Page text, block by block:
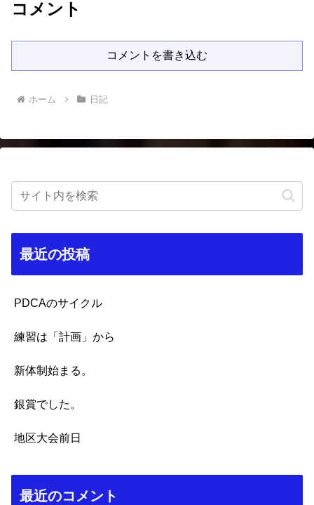
コメント
コメントを書き込む
ホーム 日記
最近の投稿
PDCAのサイクル
練習は「計画」から
新体制始まる。
銀賞でした。
地区大会前日
最近のコメント